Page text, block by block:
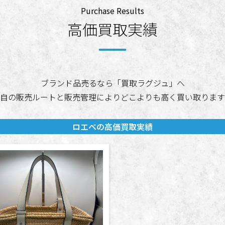
Purchase Results
高価買取実績
ブランド品売るなら「買取ラグジュ」へ
の販売ルートと販売管理によりどこよりも高く買い取りま
ロエベの高価買取実績